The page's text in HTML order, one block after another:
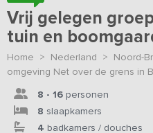
Vrij gelegen
tuin en
Home > Nederland > Noord-
omgeving Net over de grens in
8 - 16 personen
8 slaapkamers
4 badkamers / douches